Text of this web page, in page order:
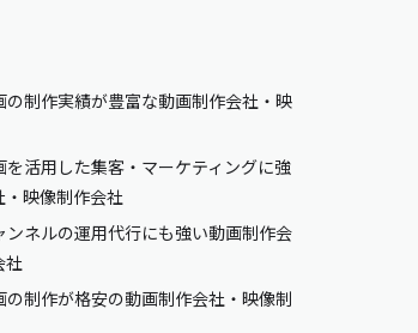
制作実績が豊富な動画制作会社・映
活用した集客・マーケティングに強
映像制作会社
ネルの運用代行にも強い動画制作会
社
制作が格安の動画制作会社・映像制